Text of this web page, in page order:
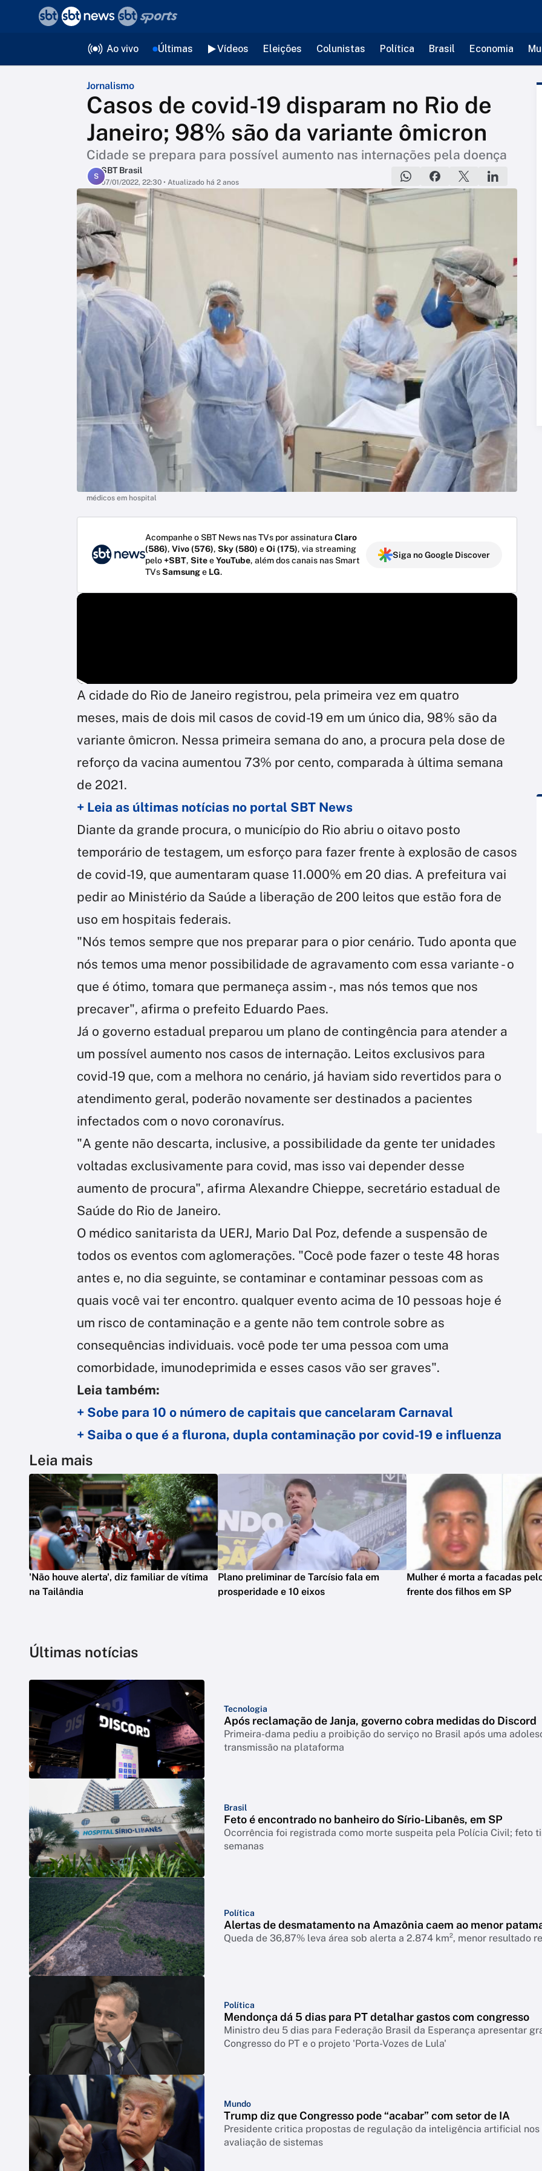
Ao vivo Últimas Vídeos Eleições Colunistas Política Brasil Economia
Jornalismo
Casos de covid-19 disparam no Rio de
Janeiro; 98% são da variante ômicron
Cidade se prepara para possível aumento nas internações pela doença
S
SBT Brasil
07/01/2022, 22:30 • Atualizado há 2 anos
médicos em hospital
Acompanhe o SBT News nas TVs por assinatura Claro
(586), Vivo (576), Sky (580) eOi (175), via streaming
pelo+SBT, SiteeYouTube, além dos canais nas Smart
TVsSamsunge LG.
Siga no Google Discover
A cidade do Rio de Janeiro registrou, pela primeira vez em quatro
meses, mais de dois mil casos de covid-19 em um único dia, 98% são da
variante ômicron. Nessa primeira semana do ano, a procura pela dose de
reforço da vacina aumentou 73% por cento, comparada à última semana
de 2021.
+ Leia as últimas notícias no portal SBT News
Diante da grande procura, o município do Rio abriu o oitavo posto
temporário de testagem, um esforço para fazer frente à explosão de casos
de covid-19, que aumentaram quase 11.000% em 20 dias. A prefeitura vai
pedir ao Ministério da Saúde a liberação de 200 leitos que estão fora de
uso em hospitais federais.
"Nós temos sempre que nos preparar para o pior cenário. Tudo aponta que
nós temos uma menor possibilidade de agravamento com essa variante - o
que é ótimo, tomara que permaneça assim -, mas nós temos que nos
precaver", afirma o prefeito Eduardo Paes.
Já o governo estadual preparou um plano de contingência para atender a
um possível aumento nos casos de internação. Leitos exclusivos para
covid-19 que, com a melhora no cenário, já haviam sido revertidos para o
atendimento geral, poderão novamente ser destinados a pacientes
infectados com o novo coronavírus.
"A gente não descarta, inclusive, a possibilidade da gente ter unidades
voltadas exclusivamente para covid, mas isso vai depender desse
aumento de procura", afirma Alexandre Chieppe, secretário estadual de
Saúde do Rio de Janeiro.
O médico sanitarista da UERJ, Mario Dal Poz, defende a suspensão de
todos os eventos com aglomerações. "Cocê pode fazer o teste 48 horas
antes e, no dia seguinte, se contaminar e contaminar pessoas com as
quais você vai ter encontro. qualquer evento acima de 10 pessoas hoje é
um risco de contaminação e a gente não tem controle sobre as
consequências individuais. você pode ter uma pessoa com uma
comorbidade, imunodeprimida e esses casos vão ser graves".
Leia também:
+ Sobe para 10 o número de capitais que cancelaram Carnaval
+ Saiba o que é a flurona, dupla contaminação por covid-19 e influenza
Leia mais
'Não houve alerta', diz familiar de vítima
na Tailândia
Plano preliminar de Tarcísio fala em
prosperidade e 10 eixos
Mulher é morta a facadas
frente dos filhos em SP
Últimas notícias
Tecnologia
Após reclamação de Janja, governo cobra medidas do Discord
Primeira-dama pediu a proibição do serviço no Brasil após uma
transmissão na plataforma
Brasil
Feto é encontrado no banheiro do Sírio-Libanês, em SP
Ocorrência foi registrada como morte suspeita pela Polícia Civil; feto
semanas
Política
Alertas de desmatamento na Amazônia caem ao menor
Queda de 36,87% leva área sob alerta a 2.874 km², menor resultado
Política
Mendonça dá 5 dias para PT detalhar gastos com congresso
Ministro deu 5 dias para Federação Brasil da Esperança apresentar
Congresso do PT e o projeto 'Porta-Vozes de Lula'
Mundo
Trump diz que Congresso pode “acabar” com setor de IA
Presidente critica propostas de regulação da inteligência artificial nos
avaliação de sistemas
voltar
Editorias